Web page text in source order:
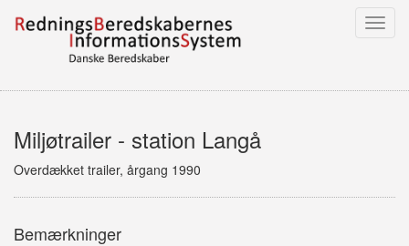
Miljøtrailer - station Langå
Overdækket trailer, årgang 1990
Bemærkninger